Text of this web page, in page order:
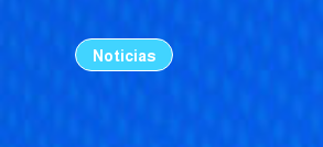
Noticias